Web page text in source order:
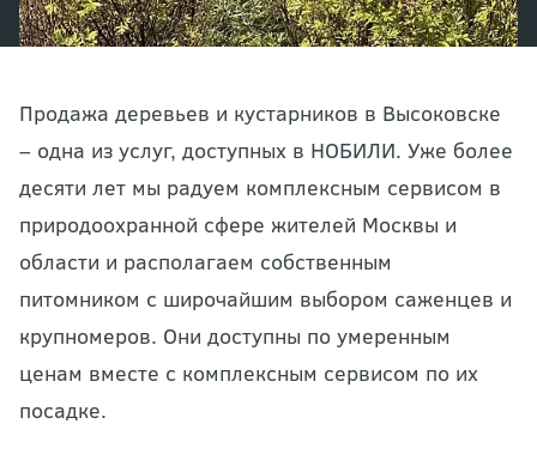
Продажа деревьев и кустарников в Высоковске
– одна из услуг, доступных в НОБИЛИ. Уже более
десяти лет мы радуем комплексным сервисом в
природоохранной сфере жителей Москвы и
области и располагаем собственным
питомником с широчайшим выбором саженцев и
крупномеров. Они доступны по умеренным
ценам вместе с комплексным сервисом по их
посадке.